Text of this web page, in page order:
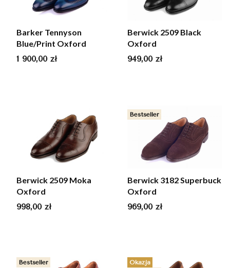
Barker Tennyson
Blue/Print Oxford
Cena
1 900,00 zł
Berwick 2509 Black
Oxford
Cena
949,00 zł
Berwick 2509 Moka
Oxford
Cena
998,00 zł
Bestseller
Berwick 3182 Superbuck
Oxford
Cena
969,00 zł
Bestseller
Okazja